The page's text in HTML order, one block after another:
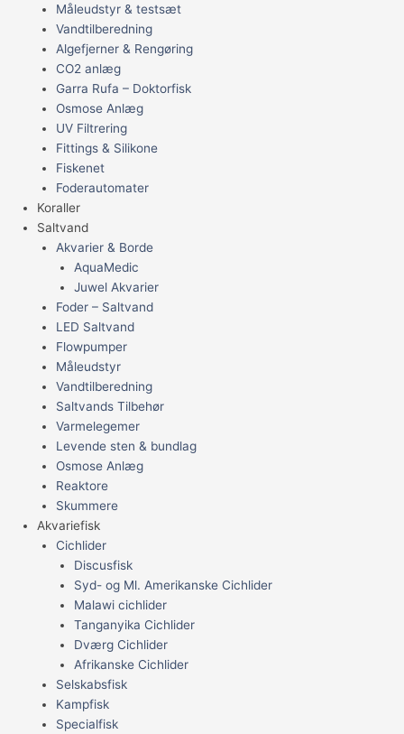
Måleudstyr & testsæt
Vandtilberedning
Algefjerner & Rengøring
CO2 anlæg
Garra Rufa – Doktorfisk
Osmose Anlæg
UV Filtrering
Fittings & Silikone
Fiskenet
Foderautomater
Koraller
Saltvand
Akvarier & Borde
AquaMedic
Juwel Akvarier
Foder – Saltvand
LED Saltvand
Flowpumper
Måleudstyr
Vandtilberedning
Saltvands Tilbehør
Varmelegemer
Levende sten & bundlag
Osmose Anlæg
Reaktore
Skummere
Akvariefisk
Cichlider
Discusfisk
Syd- og Ml. Amerikanske Cichlider
Malawi cichlider
Tanganyika Cichlider
Dværg Cichlider
Afrikanske Cichlider
Selskabsfisk
Kampfisk
Specialfisk